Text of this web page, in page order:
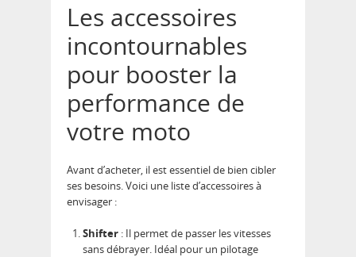
Les accessoires
incontournables
pour booster la
performance de
votre moto
Avant d’acheter, il est essentiel de bien cibler
ses besoins. Voici une liste d’accessoires à
envisager :
Shifter : Il permet de passer les vitesses
sans débrayer. Idéal pour un pilotage